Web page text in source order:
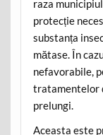
raza
protecție
substanța
mătase. În
nefavorabile,
tratamentelor
prelungi.
Aceasta este